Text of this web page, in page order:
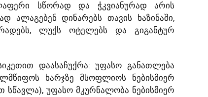
სწორად და ჭკვიანურად არის
ალაგებენ დინარებს თავის ხაზინაში,
ლუქს ოტელებს და გიგანტურ
დაასაჩუქრა: უფასო განათლება
ხარჯზე მსოფლიოს ნებისმიერ
სწავლა), უფასო მკურნალობა ნებისმიერ